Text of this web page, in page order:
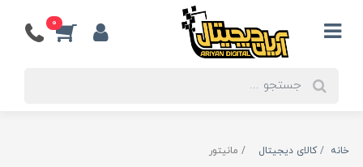
0
خانه کالای دیجیتال مانیتور